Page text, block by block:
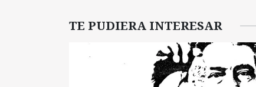
TE PUDIERA INTERESAR